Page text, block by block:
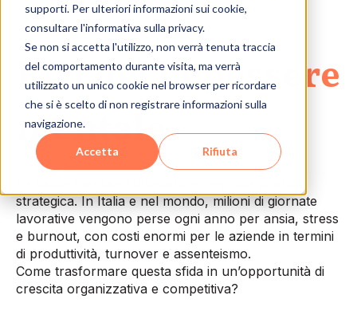
supporti. Per ulteriori informazioni sui cookie,
consultare l'informativa sulla privacy.
Se non si accetta l'utilizzo, non verrà tenuta traccia
del comportamento durante visita, ma verrà
utilizzato un unico cookie nel browser per ricordare
che si è scelto di non registrare informazioni sulla
navigazione.
Accetta Rifiuta
ROI del benessere
mentale
strategica. In Italia e nel mondo, milioni di giornate
lavorative vengono perse ogni anno per ansia, stress
e burnout, con costi enormi per le aziende in termini
di produttività, turnover e assenteismo.
Come trasformare questa sfida in un’opportunità di
crescita organizzativa e competitiva?